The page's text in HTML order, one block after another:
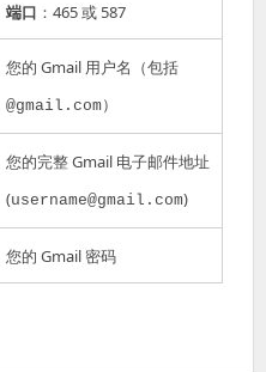
端口 ：465 或 587
您的 Gmail 用户名（包括
@gmail.com）
您的完整 Gmail 电子邮件地址
(username@gmail.com)
您的 Gmail 密码